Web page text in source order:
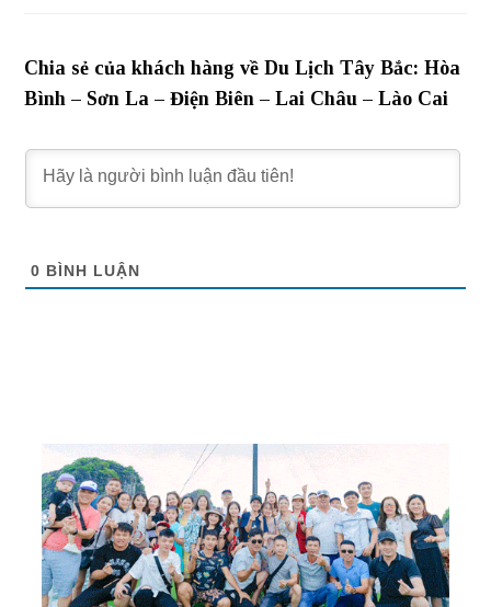
Chia sẻ của khách hàng về Du Lịch Tây Bắc: Hòa
Bình – Sơn La – Điện Biên – Lai Châu – Lào Cai
0 BÌNH LUẬN